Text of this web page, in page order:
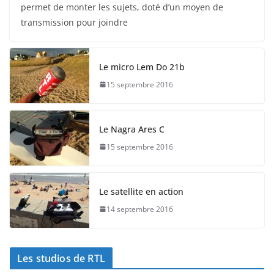
permet de monter les sujets, doté d’un moyen de
transmission pour joindre
Le micro Lem Do 21b
15 septembre 2016
Le Nagra Ares C
15 septembre 2016
Le satellite en action
14 septembre 2016
Les studios de RTL